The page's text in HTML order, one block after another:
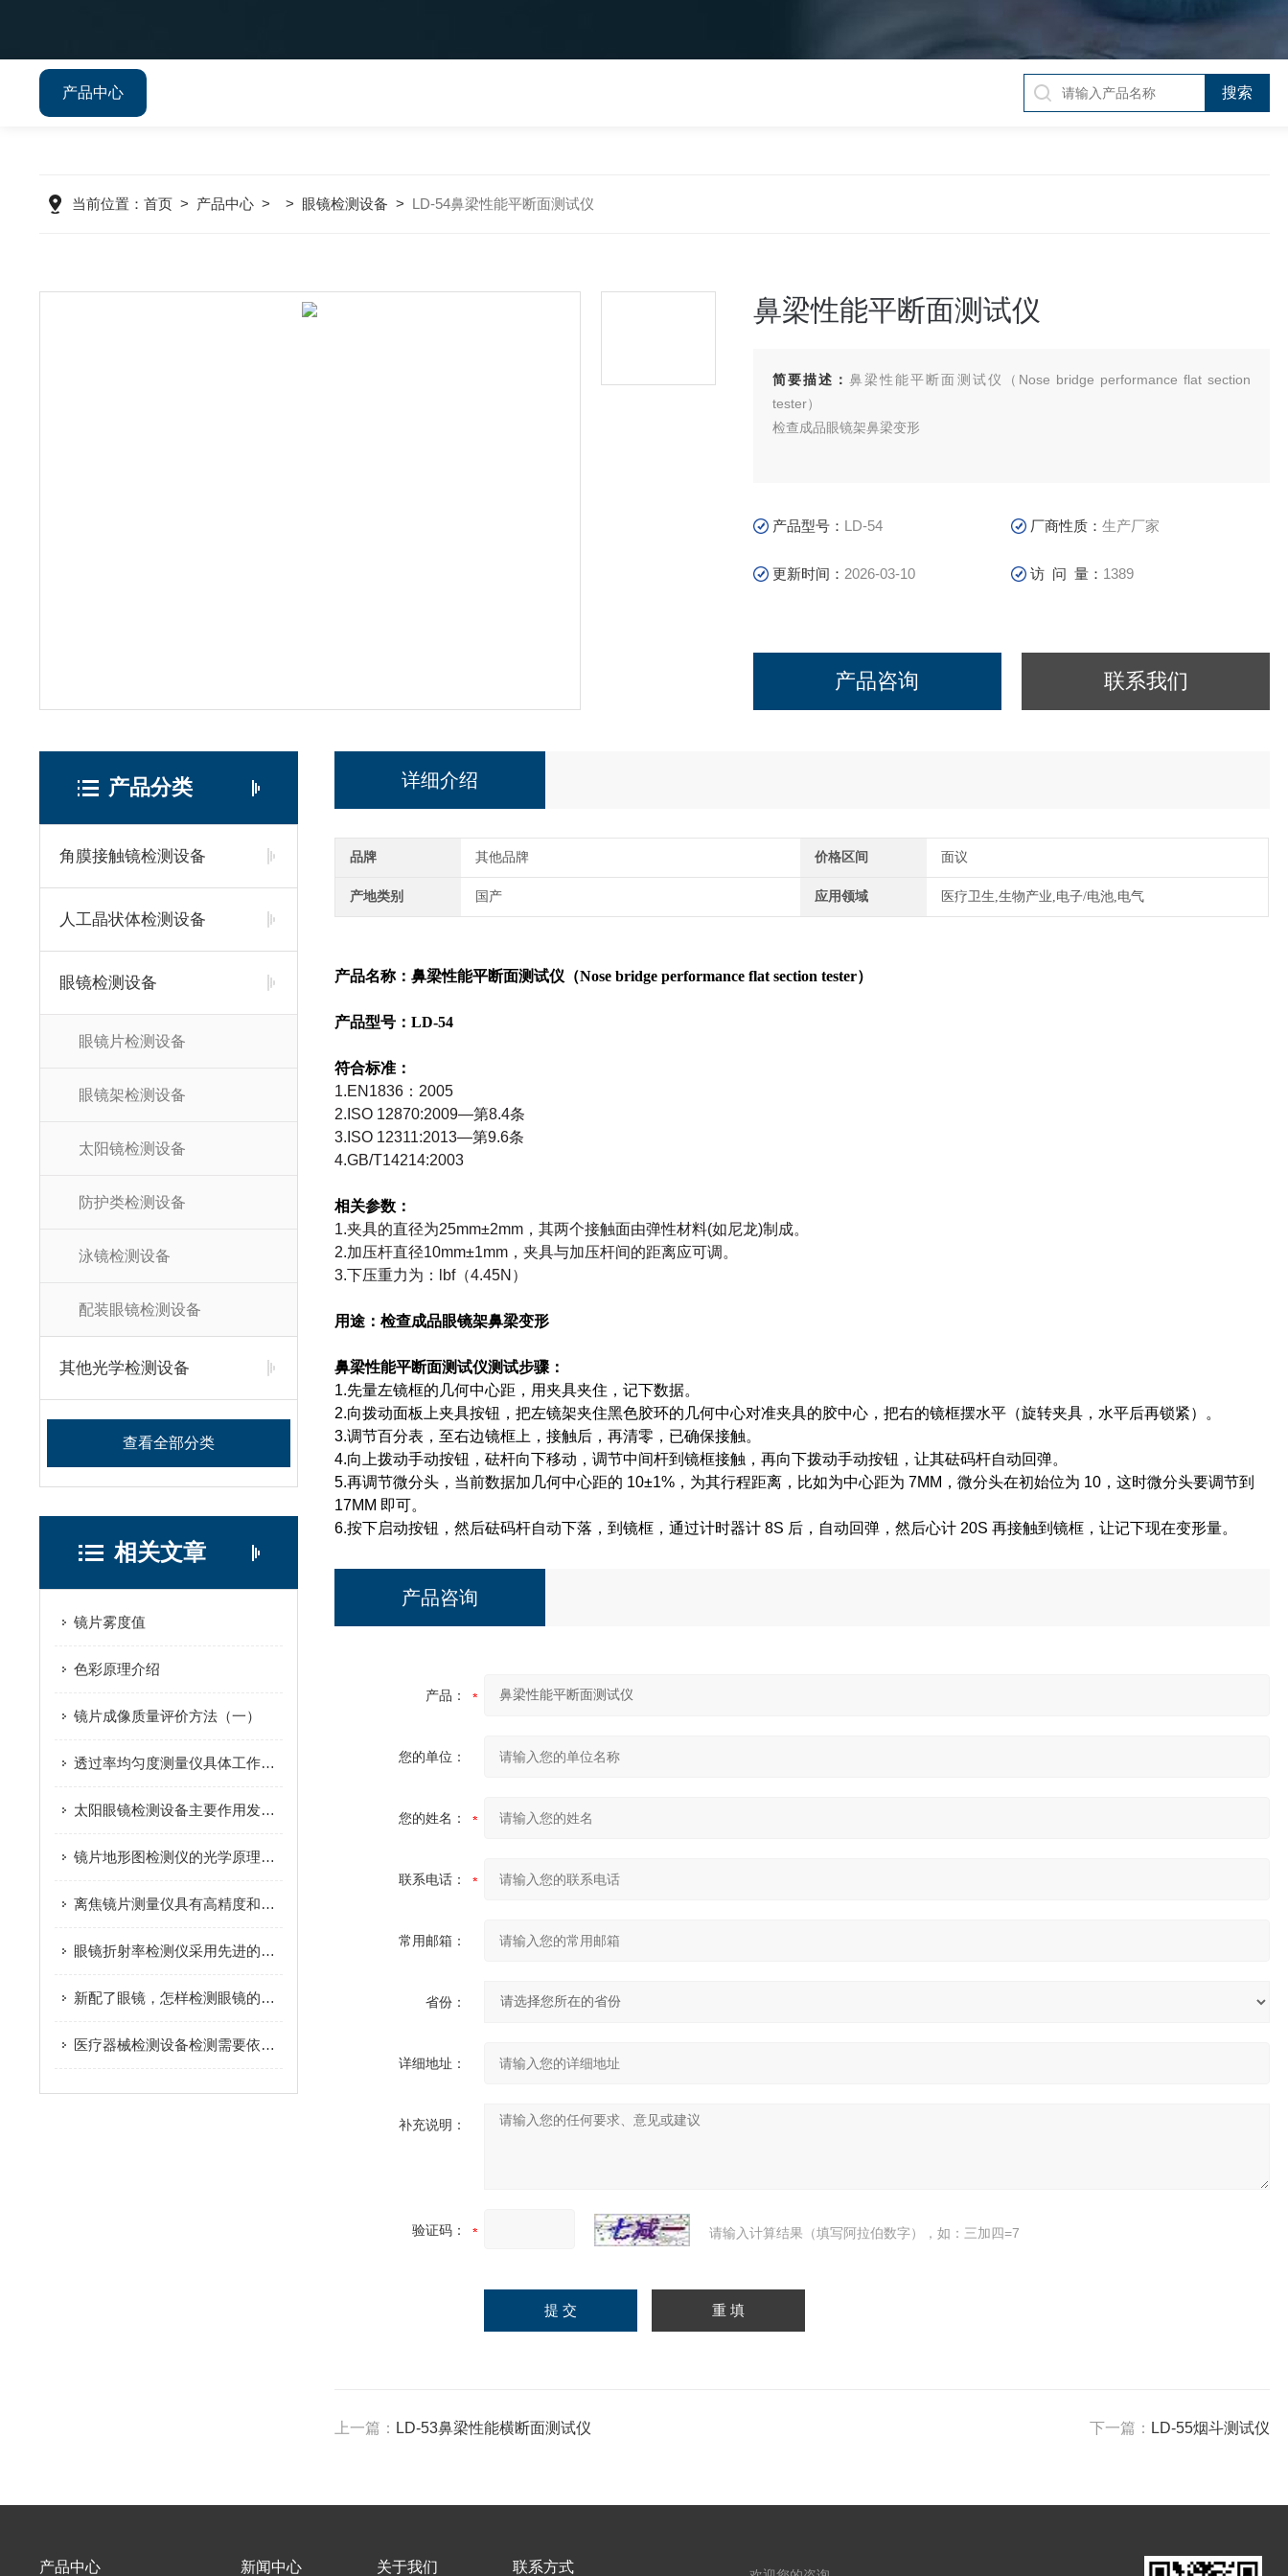
产品中心
当前位置： 首页> 产品中心> > 眼镜检测设备 > LD-54鼻梁性能平断面测试仪
鼻梁性能平断面测试仪
简要描述：鼻梁性能平断面测试仪（Nose bridge performance flat section
tester）
检查成品眼镜架鼻梁变形
产品型号： LD-54 厂商性质：生产厂家
更新时间： 2026-03-10 访 问 量： 1389
产品咨询 联系我们
产品分类
角膜接触镜检测设备
人工晶状体检测设备
眼镜检测设备
眼镜片检测设备
眼镜架检测设备
太阳镜检测设备
防护类检测设备
泳镜检测设备
配装眼镜检测设备
其他光学检测设备
查看全部分类
相关文章
镜片雾度值
色彩原理介绍
镜片成像质量评价方法（一）
透过率均匀度测量仪具体工作过程及应用前景
太阳眼镜检测设备主要作用发挥在哪些方面？
镜片地形图检测仪的光学原理和主要组成部分
离焦镜片测量仪具有高精度和自动化特性
眼镜折射率检测仪采用先进的光学技术，能提供高精度的测量结果
新配了眼镜，怎样检测眼镜的折射率
医疗器械检测设备检测需要依据相关的标准及规范要求
详细介绍
品牌 其他品牌 价格区间 面议
产地类别 国产 应用领域 医疗卫生,生物产业,电子/电池,电气
产品名称：鼻梁性能平断面测试仪 （Nose bridge performance flat section tester）
产品型号：LD-54
符合标准：
1.EN1836：2005
2.ISO 12870:2009—第8.4条
3.ISO 12311:2013—第9.6条
4.GB/T14214:2003
相关参数：
1.夹具的直径为25mm±2mm，其两个接触面由弹性材料(如尼龙)制成。
2.加压杆直径10mm±1mm，夹具与加压杆间的距离应可调。
3.下压重力为：lbf（4.45N）
用途：检查成品眼镜架鼻梁变形
鼻梁性能平断面测试仪测试步骤：
1.先量左镜框的几何中心距，用夹具夹住，记下数据。
2.向拨动面板上夹具按钮，把左镜架夹住黑色胶环的几何中心对准夹具的胶中心，把右的镜框摆水平（旋转夹具，水平后再锁紧）。
3.调节百分表，至右边镜框上，接触后，再清零，已确保接触。
4.向上拨动手动按钮，砝杆向下移动，调节中间杆到镜框接触，再向下拨动手动按钮，让其砝码杆自动回弹。
5.再调节微分头，当前数据加几何中心距的 10±1%，为其行程距离，比如为中心距为 7MM，微分头在初始位为 10，这时微分头要调节到
17MM 即可。
6.按下启动按钮，然后砝码杆自动下落，到镜框，通过计时器计 8S 后，自动回弹，然后心计 20S 再接触到镜框，让记下现在变形量。
产品咨询
产品：
您的单位：
您的姓名：
联系电话：
常用邮箱：
省份：
详细地址：
补充说明：
验证码： 请输入计算结果（填写阿拉伯数字），如：三加四=7
上一篇： LD-53鼻梁性能横断面测试仪 下一篇： LD-55烟斗测试仪
产品中心 新闻中心 关于我们 联系方式